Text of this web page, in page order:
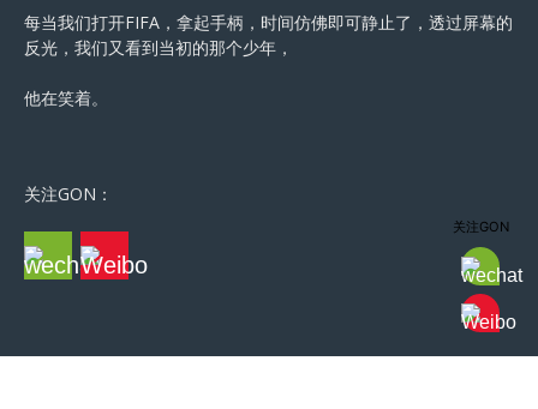
每当我们打开FIFA，拿起手柄，时间仿佛即可静止了，透过屏幕的
反光，我们又看到当初的那个少年，
他在笑着。
关注GON：
关注GON